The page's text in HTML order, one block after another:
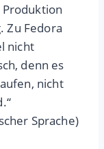
Zu Fedora
nicht
denn es
nicht
Sprache)